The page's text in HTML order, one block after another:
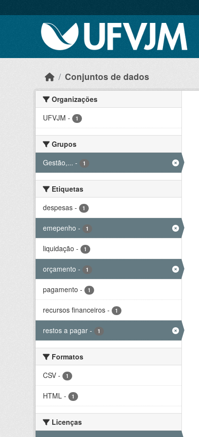
Conjuntos de dados
Organizações
UFVJM - 1
Grupos
Gestão,... - 1
Etiquetas
despesas - 1
emepenho - 1
liquidação - 1
orçamento - 1
pagamento - 1
recursos financeiros - 1
restos a pagar - 1
Formatos
CSV - 1
HTML - 1
Licenças